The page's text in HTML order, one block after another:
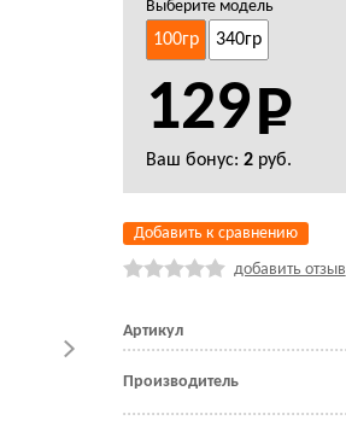
Выберите модель
100гр 340гр
129
Ваш бонус: 2руб.
Добавить к сравнению
добавить отзыв
Артикул
Производитель